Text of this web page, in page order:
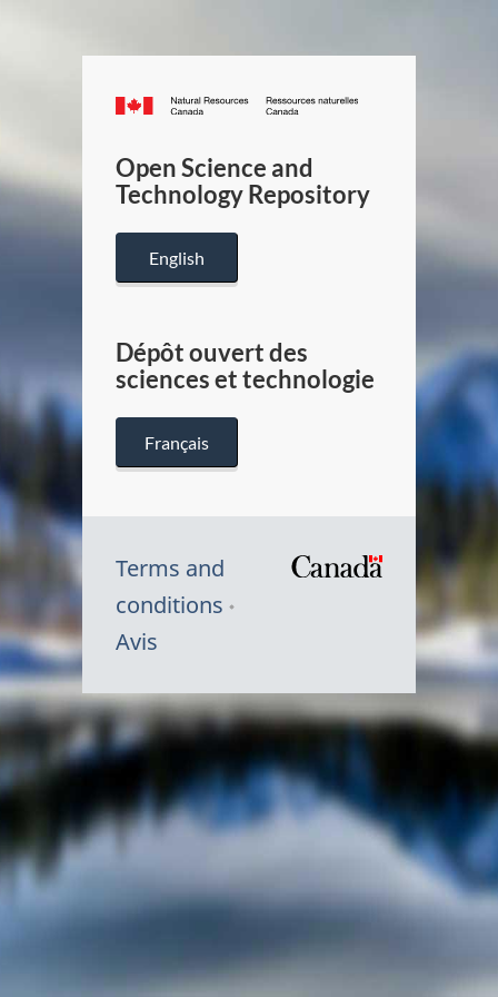
Canada.ca
/
Canada
Open Science and
Technology Repository
English
Dépôt ouvert des
sciences et technologie
Français
Terms and
conditions
Avis
Symbole
du
Canada